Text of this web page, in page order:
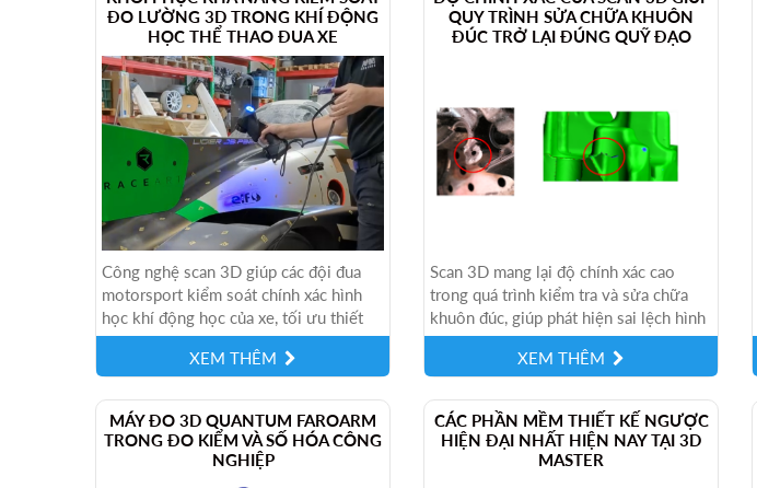
ĐO LƯỜNG 3D TRONG KHÍ ĐỘNG
HỌC THỂ THAO ĐUA XE
Công nghệ scan 3D giúp các đội đua
motorsport kiểm soát chính xác hình
học khí động học của xe, tối ưu thiết
kế, rút ngắn thời gian phát triển...
XEM THÊM
QUY TRÌNH SỬA CHỮA KHUÔN
ĐÚC TRỞ LẠI ĐÚNG QUỸ ĐẠO
Scan 3D mang lại độ chính xác cao
trong quá trình kiểm tra và sửa chữa
khuôn đúc, giúp phát hiện sai lệch hình
học, tối ưu quy trình bảo trì và giảm...
XEM THÊM
MÁY ĐO 3D QUANTUM FAROARM
TRONG ĐO KIỂM VÀ SỐ HÓA CÔNG
NGHIỆP
CÁC PHẦN MỀM THIẾT KẾ NGƯỢC
HIỆN ĐẠI NHẤT HIỆN NAY TẠI 3D
MASTER